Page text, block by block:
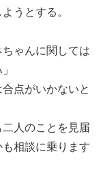
うとする。
ちゃんに関しては
点がいかないと
二人のことを見届
相談に乗ります